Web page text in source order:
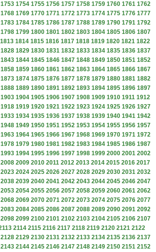
1753 1754 1755 1756 1757 1758 1759 1760 1761 1762
1768 1769 1770 1771 1772 1773 1774 1775 1776 1777
1783 1784 1785 1786 1787 1788 1789 1790 1791 1792
1798 1799 1800 1801 1802 1803 1804 1805 1806 1807
1813 1814 1815 1816 1817 1818 1819 1820 1821 1822
1828 1829 1830 1831 1832 1833 1834 1835 1836 1837
1843 1844 1845 1846 1847 1848 1849 1850 1851 1852
1858 1859 1860 1861 1862 1863 1864 1865 1866 1867
1873 1874 1875 1876 1877 1878 1879 1880 1881 1882
1888 1889 1890 1891 1892 1893 1894 1895 1896 1897
1903 1904 1905 1906 1907 1908 1909 1910 1911 1912
1918 1919 1920 1921 1922 1923 1924 1925 1926 1927
1933 1934 1935 1936 1937 1938 1939 1940 1941 1942
1948 1949 1950 1951 1952 1953 1954 1955 1956 1957
1963 1964 1965 1966 1967 1968 1969 1970 1971 1972
1978 1979 1980 1981 1982 1983 1984 1985 1986 1987
1993 1994 1995 1996 1997 1998 1999 2000 2001 2002
2008 2009 2010 2011 2012 2013 2014 2015 2016 2017
2023 2024 2025 2026 2027 2028 2029 2030 2031 2032
2038 2039 2040 2041 2042 2043 2044 2045 2046 2047
2053 2054 2055 2056 2057 2058 2059 2060 2061 2062
2068 2069 2070 2071 2072 2073 2074 2075 2076 2077
2083 2084 2085 2086 2087 2088 2089 2090 2091 2092
2098 2099 2100 2101 2102 2103 2104 2105 2106 2107
2114 2115 2116 2117 2118 2119 2120 2121 2122
2128 2129 2130 2131 2132 2133 2134 2135 2136 2137
2143 2144 2145 2146 2147 2148 2149 2150 2151 2152